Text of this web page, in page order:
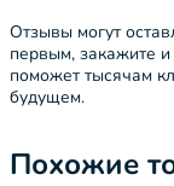
Отзывы могут
первым, закажите и
поможет тысячам
будущем.
Похожие